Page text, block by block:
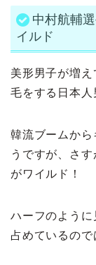
中村航輔
イルド
美形男子が増
毛をする日本人
韓流ブームから
うですが、さ
がワイルド！
ハーフのよう
占めているので